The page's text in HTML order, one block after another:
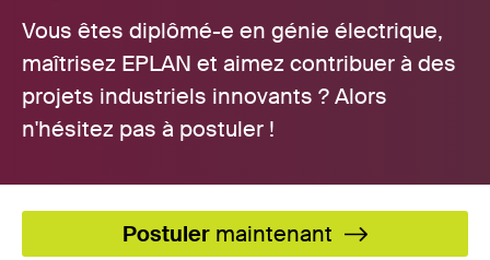
Vous êtes diplômé-e en génie électrique,
maîtrisez EPLAN et aimez contribuer à des
projets industriels innovants ? Alors
n'hésitez pas à postuler !
Postulermaintenant